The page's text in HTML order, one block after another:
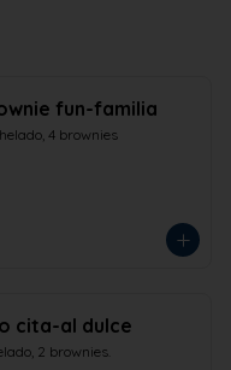
fun-familia
4 brownies
cita-al dulce
2 brownies.